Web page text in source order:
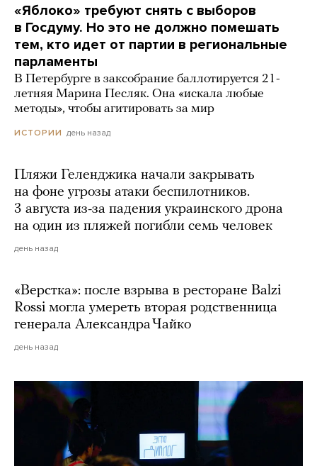
«Яблоко» требуют снять с выборов
в Госдуму. Но это не должно помешать
тем, кто идет от партии в региональные
парламенты
В Петербурге в заксобрание баллотируется 21-
летняя Марина Песляк. Она «искала любые
методы», чтобы агитировать за мир
ИСТОРИИ день назад
Пляжи Геленджика начали закрывать
на фоне угрозы атаки беспилотников.
3 августа из-за падения украинского дрона
на один из пляжей погибли семь человек
день назад
«Верстка»: после взрыва в ресторане Balzi
Rossi могла умереть вторая родственница
генерала Александра Чайко
день назад